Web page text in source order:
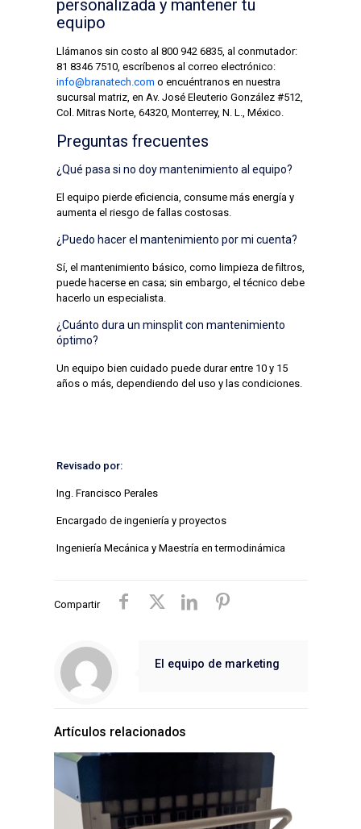
personalizada y mantener tu
equipo
Llámanos sin costo al 800 942 6835, al conmutador:
81 8346 7510, escríbenos al correo electrónico:
info@branatech.com o encuéntranos en nuestra
sucursal matriz, en Av. José Eleuterio González #512,
Col. Mitras Norte, 64320, Monterrey, N. L., México.
Preguntas frecuentes
¿Qué pasa si no doy mantenimiento al equipo?
El equipo pierde eficiencia, consume más energía y
aumenta el riesgo de fallas costosas.
¿Puedo hacer el mantenimiento por mi cuenta?
Sí, el mantenimiento básico, como limpieza de filtros,
puede hacerse en casa; sin embargo, el técnico debe
hacerlo un especialista.
¿Cuánto dura un minsplit con mantenimiento
óptimo?
Un equipo bien cuidado puede durar entre 10 y 15
años o más, dependiendo del uso y las condiciones.
Revisado por:
Ing. Francisco Perales
Encargado de ingeniería y proyectos
Ingeniería Mecánica y Maestría en termodinámica
Compartir
El equipo de marketing
Artículos relacionados